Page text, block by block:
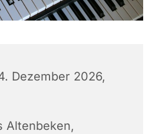
Dezember 2026,
Altenbeken,